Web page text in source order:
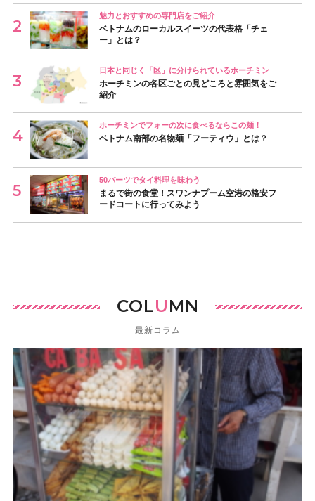
魅力とおすすめの専門店をご紹介
ベトナムのローカルスイーツの代表格「チェ
ー」とは？
日本と同じく「区」に分けられているホーチミン
ホーチミンの各区ごとの見どころと雰囲気をご
紹介
ホーチミンでフォーの次に食べるならこの麺！
ベトナム南部の名物麺「フーティウ」とは？
50バーツでタイ料理を味わう
まるで街の食堂！スワンナプーム空港の格安フ
ードコートに行ってみよう
COLUMN
最新コラム